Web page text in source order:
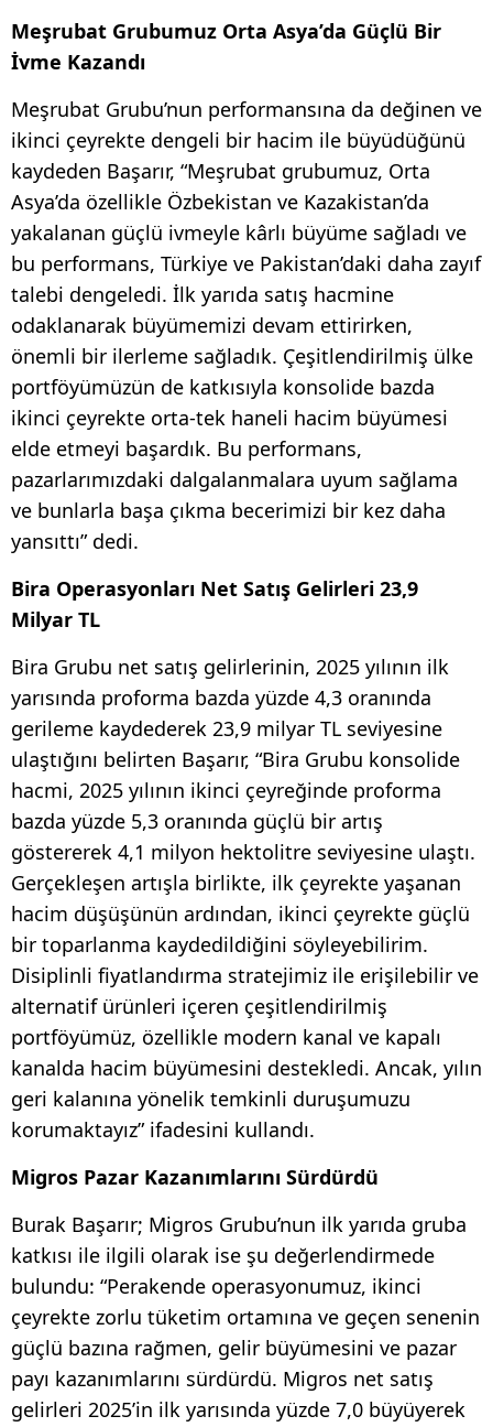
Meşrubat Grubumuz Orta Asya’da Güçlü Bir
İvme Kazandı
Meşrubat Grubu’nun performansına da değinen ve
ikinci çeyrekte dengeli bir hacim ile büyüdüğünü
kaydeden Başarır, “Meşrubat grubumuz, Orta
Asya’da özellikle Özbekistan ve Kazakistan’da
yakalanan güçlü ivmeyle kârlı büyüme sağladı ve
bu performans, Türkiye ve Pakistan’daki daha zayıf
talebi dengeledi. İlk yarıda satış hacmine
odaklanarak büyümemizi devam ettirirken,
önemli bir ilerleme sağladık. Çeşitlendirilmiş ülke
portföyümüzün de katkısıyla konsolide bazda
ikinci çeyrekte orta-tek haneli hacim büyümesi
elde etmeyi başardık. Bu performans,
pazarlarımızdaki dalgalanmalara uyum sağlama
ve bunlarla başa çıkma becerimizi bir kez daha
yansıttı” dedi.
Bira Operasyonları Net Satış Gelirleri 23,9
Milyar TL
Bira Grubu net satış gelirlerinin, 2025 yılının ilk
yarısında proforma bazda yüzde 4,3 oranında
gerileme kaydederek 23,9 milyar TL seviyesine
ulaştığını belirten Başarır, “Bira Grubu konsolide
hacmi, 2025 yılının ikinci çeyreğinde proforma
bazda yüzde 5,3 oranında güçlü bir artış
göstererek 4,1 milyon hektolitre seviyesine ulaştı.
Gerçekleşen artışla birlikte, ilk çeyrekte yaşanan
hacim düşüşünün ardından, ikinci çeyrekte güçlü
bir toparlanma kaydedildiğini söyleyebilirim.
Disiplinli fiyatlandırma stratejimiz ile erişilebilir ve
alternatif ürünleri içeren çeşitlendirilmiş
portföyümüz, özellikle modern kanal ve kapalı
kanalda hacim büyümesini destekledi. Ancak, yılın
geri kalanına yönelik temkinli duruşumuzu
korumaktayız” ifadesini kullandı.
Migros Pazar Kazanımlarını Sürdürdü
Burak Başarır; Migros Grubu’nun ilk yarıda gruba
katkısı ile ilgili olarak ise şu değerlendirmede
bulundu: “Perakende operasyonumuz, ikinci
çeyrekte zorlu tüketim ortamına ve geçen senenin
güçlü bazına rağmen, gelir büyümesini ve pazar
payı kazanımlarını sürdürdü. Migros net satış
gelirleri 2025’in ilk yarısında yüzde 7,0 büyüyerek